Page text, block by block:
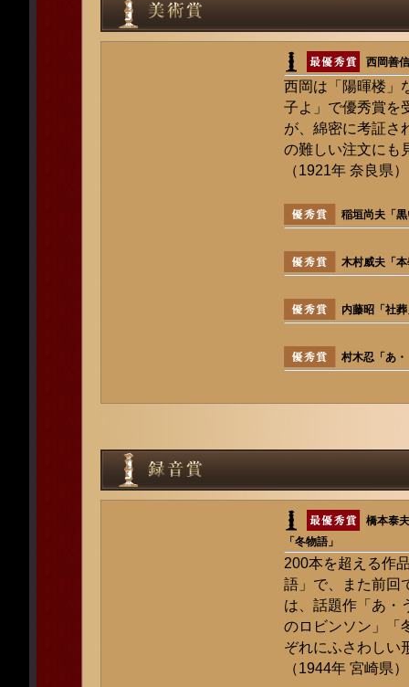
西岡善
西岡は「陽暉楼」
子よ」で優秀賞を
が、綿密に考証さ
の難しい注文にも
（1921年 奈良県
稲垣尚夫「
木村威夫「
内藤昭「社
村木忍「あ
橋本泰
「冬物語」
200本を超える作
語」で、また前回
は、話題作「あ・
のロビンソン」「
ぞれにふさわしい
（1944年 宮崎県）